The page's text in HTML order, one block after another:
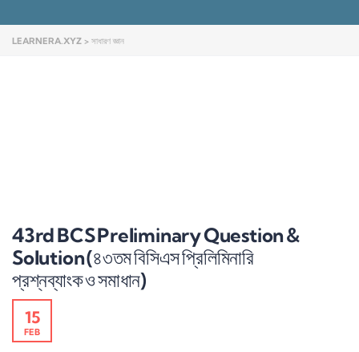
LEARNERA.XYZ > সাধারণ জ্ঞান
43rd BCS Preliminary Question &
Solution (৪৩তম বিসিএস প্রিলিমিনারি
প্রশ্নব্যাংক ও সমাধান)
15
FEB